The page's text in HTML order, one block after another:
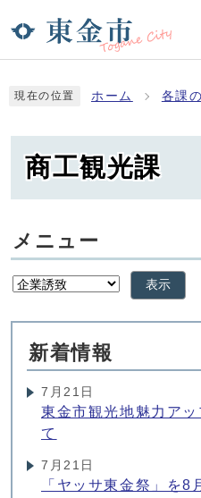
現在の位置 ホーム 各課
商工観光課
メニュー
表示
新着情報
7月21日
東金市観光地魅力ア
て
7月21日
「ヤッサ東金祭」を8